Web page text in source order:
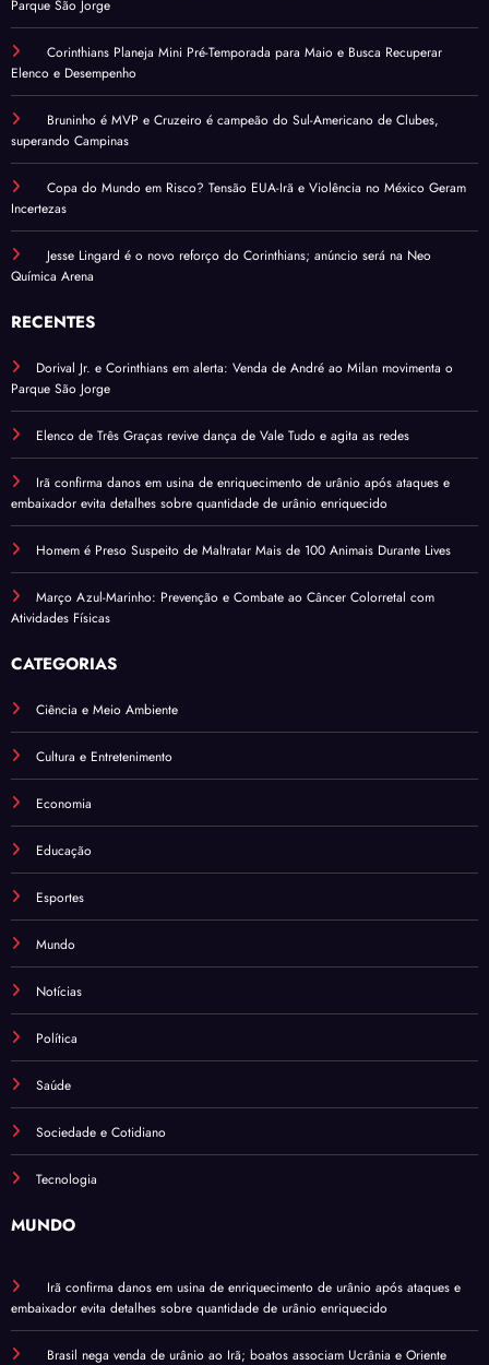
Parque São Jorge
Corinthians Planeja Mini Pré-Temporada para Maio e Busca Recuperar
Elenco e Desempenho
Bruninho é MVP e Cruzeiro é campeão do Sul-Americano de Clubes,
superando Campinas
Copa do Mundo em Risco? Tensão EUA-Irã e Violência no México Geram
Incertezas
Jesse Lingard é o novo reforço do Corinthians; anúncio será na Neo
Química Arena
RECENTES
Dorival Jr. e Corinthians em alerta: Venda de André ao Milan movimenta o
Parque São Jorge
Elenco de Três Graças revive dança de Vale Tudo e agita as redes
Irã confirma danos em usina de enriquecimento de urânio após ataques e
embaixador evita detalhes sobre quantidade de urânio enriquecido
Homem é Preso Suspeito de Maltratar Mais de 100 Animais Durante Lives
Março Azul-Marinho: Prevenção e Combate ao Câncer Colorretal com
Atividades Físicas
CATEGORIAS
Ciência e Meio Ambiente
Cultura e Entretenimento
Economia
Educação
Esportes
Mundo
Notícias
Política
Saúde
Sociedade e Cotidiano
Tecnologia
MUNDO
Irã confirma danos em usina de enriquecimento de urânio após ataques e
embaixador evita detalhes sobre quantidade de urânio enriquecido
Brasil nega venda de urânio ao Irã; boatos associam Ucrânia e Oriente